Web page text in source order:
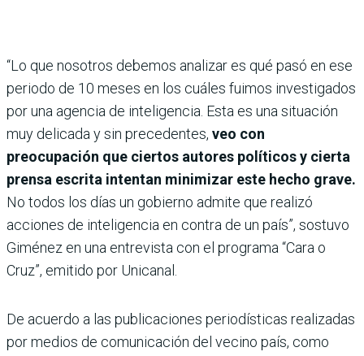
“Lo que nosotros debemos analizar es qué pasó en ese
periodo de 10 meses en los cuáles fuimos investigados
por una agencia de inteligencia. Esta es una situación
muy delicada y sin precedentes, veo con
preocupación que ciertos autores políticos y cierta
prensa escrita intentan minimizar este hecho grave.
No todos los días un gobierno admite que realizó
acciones de inteligencia en contra de un país”, sostuvo
Giménez en una entrevista con el programa “Cara o
Cruz”, emitido por Unicanal.
De acuerdo a las publicaciones periodísticas realizadas
por medios de comunicación del vecino país, como